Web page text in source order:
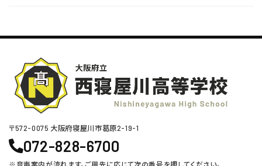
〒572-0075 ⼤阪府寝屋川市葛原2-19-1
072-828-6700
※音声案内が流れます。ご用先に応じて次の番号を押してください。